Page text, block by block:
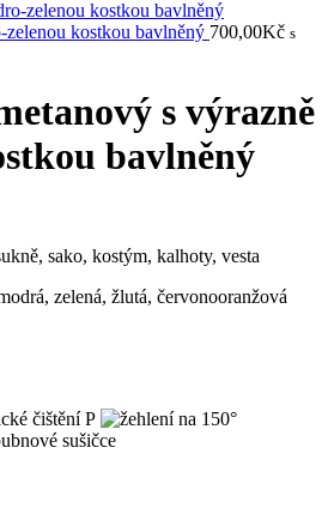
zelenou kostkou bavlněný 700,00Kč s
s výrazně
bavlněný
sako, kostým, kalhoty, vesta
zelená, žlutá, červonooranžová